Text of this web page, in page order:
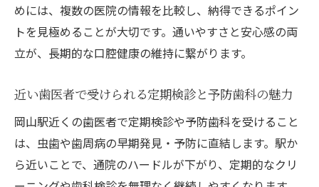
めには、複数の医院の情報を比較し、納得できるポイン
トを見極めることが大切です。通いやすさと安心感の両
立が、長期的な口腔健康の維持に繋がります。
近い歯医者で受けられる定期検診と予防歯科の魅力
岡山駅近くの歯医者で定期検診や予防歯科を受けること
は、虫歯や歯周病の早期発見・予防に直結します。駅か
ら近いことで、通院のハードルが下がり、定期的なクリ